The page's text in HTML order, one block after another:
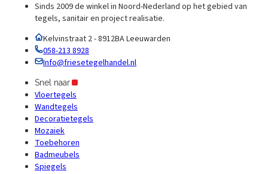
Sinds 2009 de winkel in Noord-Nederland op het gebied van
tegels, sanitair en project realisatie.
Kelvinstraat 2 - 8912BA Leeuwarden
058-213 8928
Info@friesetegelhandel.nl
Snel naar
Vloertegels
Wandtegels
Decoratietegels
Mozaiek
Toebehoren
Badmeubels
Spiegels